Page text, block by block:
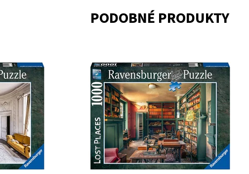
PODOBNÉ PRODUKTY
Dostupnost: Skladem>3
9897
Značka:
RAVENSBURGER